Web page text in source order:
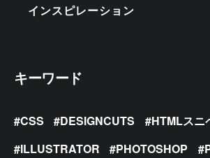
インスピレーション
キーワード
CSS DESIGNCUTS
HTMLスニ
ILLUSTRATOR
PHOTOSHOP